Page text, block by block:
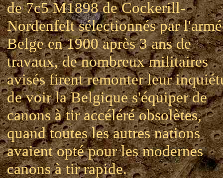
de 7c5 M1898 de Cockerill-
Nordenfelt sélectionnés par
Belge en 1900 après 3 ans de
travaux, de nombreux militaires
avisés firent remonter leur
de voir la Belgique s'équiper de
canons à tir accéléré obsolètes,
quand toutes les autres nations
avaient opté pour les modernes
canons à tir rapide.